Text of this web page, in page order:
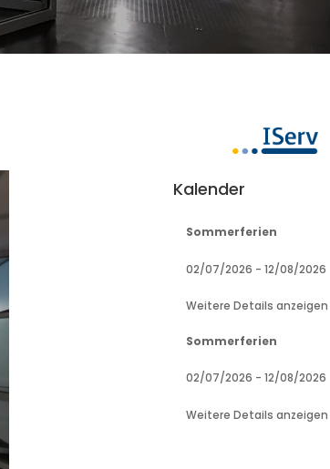
Kalender
Sommerferien
02/07/2026 -12/08/2026
Weitere Details anzeigen
Sommerferien
02/07/2026 -12/08/2026
Weitere Details anzeigen